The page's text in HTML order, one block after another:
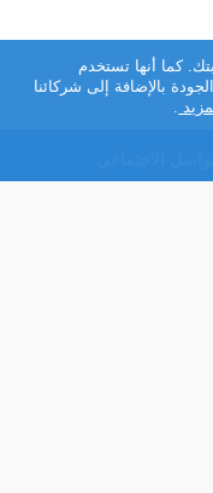
كما أنها تستخدم
بالإضافة إلى شركائنا
.